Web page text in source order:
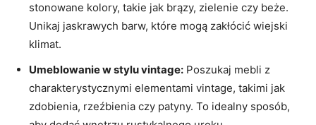
stonowane kolory, takie jak brązy, zielenie‌ czy beże.
Unikaj jaskrawych barw, ⁤które mogą zakłócić wiejski ​
klimat.
Umeblowanie w stylu vintage: Poszukaj mebli z
⁢charakterystycznymi elementami ⁣vintage, takimi jak
zdobienia, rzeźbienia czy patyny. To idealny sposób,⁤